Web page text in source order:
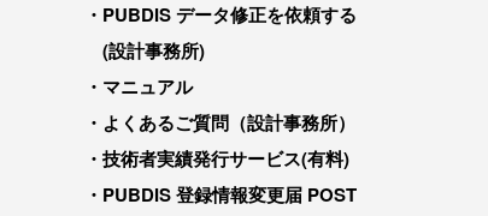
PUBDIS データ修正を依頼する
(設計事務所)
マニュアル
よくあるご質問（設計事務所）
技術者実績発行サービス(有料)
PUBDIS 登録情報変更届 POST